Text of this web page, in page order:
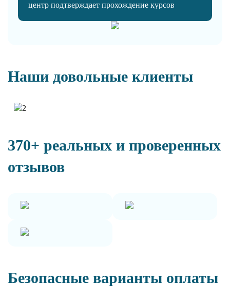
центр подтверждает прохождение курсов
Наши довольные клиенты
370+ реальных и проверенных
отзывов
Безопасные варианты оплаты